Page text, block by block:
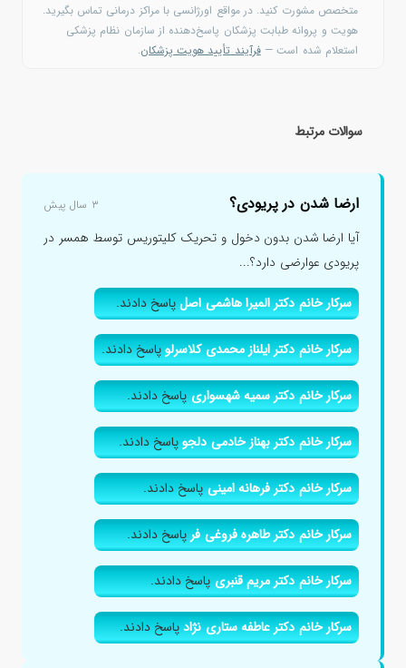
متخصص مشورت کنید. در مواقع اورژانسی با مراکز درمانی تماس بگیرید.
هویت و پروانه طبابت پزشکان پاسخ‌دهنده از سازمان نظام پزشکی
استعلام شده است —فرآیند تأیید هویت پزشکان.
سوالات مرتبط
ارضا شدن در پریودی؟ ۳ سال پیش
آیا ارضا شدن بدون دخول و تحریک کلیتوریس توسط همسر در
پریودی عوارضی دارد؟...
سرکار خانم دکتر المیرا هاشمی اصلپاسخ دادند.
سرکار خانم دکتر ایلناز محمدی کلاسرلوپاسخ دادند.
سرکار خانم دکتر سمیه شهسواریپاسخ دادند.
سرکار خانم دکتر بهناز خادمی دلجوپاسخ دادند.
سرکار خانم دکتر فرهانه امینیپاسخ دادند.
سرکار خانم دکتر طاهره فروغی فرپاسخ دادند.
سرکار خانم دکتر مریم قنبریپاسخ دادند.
سرکار خانم دکتر عاطفه ستاری نژادپاسخ دادند.